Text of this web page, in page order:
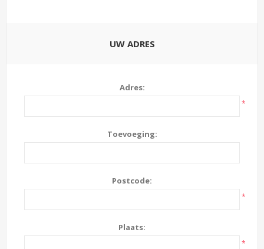
UW ADRES
Adres:
*
Toevoeging:
Postcode:
*
Plaats:
*